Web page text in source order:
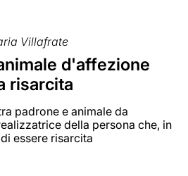
Villafrate
d'affezione
risarcita
padrone e animale da
della persona che, in
essere risarcita